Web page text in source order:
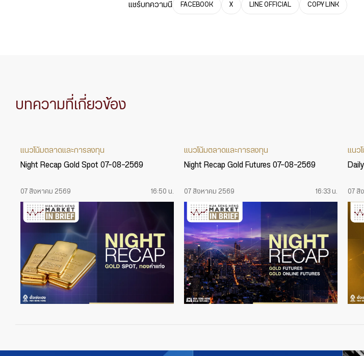
แชร์บทความนี้ FACEBOOK X LINE OFFICIAL COPY LINK
บทความที่เกี่ยวข้อง
แนวโน้มตลาดและการลงทุน
Night Recap Gold Spot 07-08-2569
07 สิงหาคม 2569 16:50 น.
แนวโน้มตลาดและการลงทุน
Night Recap Gold Futures 07-08-2569
07 สิงหาคม 2569 16:33 น.
แนว
07 สิ